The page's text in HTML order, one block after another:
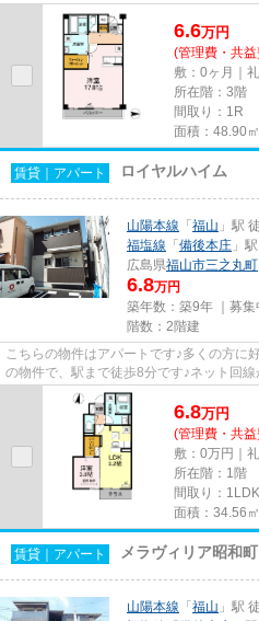
す♪豊富な物件情報を扱うエ...
6.6万円
(管理費・共
敷：0ヶ月｜
所在階：3階
間取り：1R
面積：48.90㎡
賃貸｜アパート ロイヤルハイム
山陽本線 「 福山 」駅
福塩線 「 備後本庄 」
広島県福山市三之丸町
6.8万円
築年数：築9年 ｜募集
階数：2階建
こちらの物件はアパートです♪多くの方に
の物件で、駅まで徒歩8分です♪ネット回
本線福山近辺にある物件の事な...
6.8万円
(管理費・共
敷：0万円｜
所在階：1階
間取り：1LDK
面積：34.56㎡
賃貸｜アパート メラヴィリア昭和町
山陽本線 「 福山 」駅